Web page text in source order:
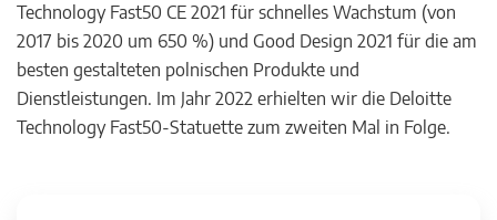
Technology Fast50 CE 2021 für schnelles Wachstum (von
2017 bis 2020 um 650 %) und Good Design 2021 für die am
besten gestalteten polnischen Produkte und
Dienstleistungen. Im Jahr 2022 erhielten wir die Deloitte
Technology Fast50-Statuette zum zweiten Mal in Folge.